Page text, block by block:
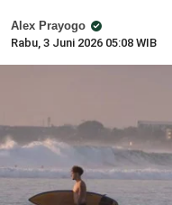
Alex Prayogo
Rabu, 3 Juni 2026 05:08 WIB